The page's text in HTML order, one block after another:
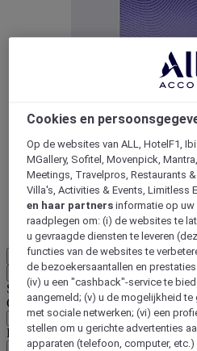
ALL Accor+ Voyager
15% korting het hele
+30 merken
WORD NU LID
Meer
Terug
Selecteer hieronder uw land en taal
Geografische zone
Land/regio-taal
Cookies en
Op de websites van ALL, HotelF1,
MGallery, Sofitel, Movenpick,
Meetings, Travelpros, Restaurants
Villa's, Activities & Events, Limitless
en haar partners informatie op
raadplegen om: (i) de websites te
u gevraagde diensten te leveren
functies van de websites te
de bezoekersaantallen en
(iv) u een "cashback"-service te
aangemeld; (v) u de mogelijkheid te
met sociale netwerken; (vi) een
stellen om u gerichte advertenties
apparaten (telefoon, computer,